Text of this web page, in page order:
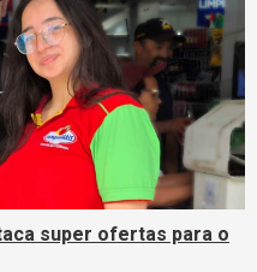
super ofertas para o